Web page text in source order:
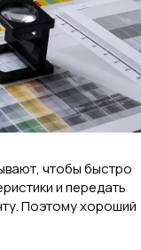
чтобы быстро
и передать
Поэтому хороший